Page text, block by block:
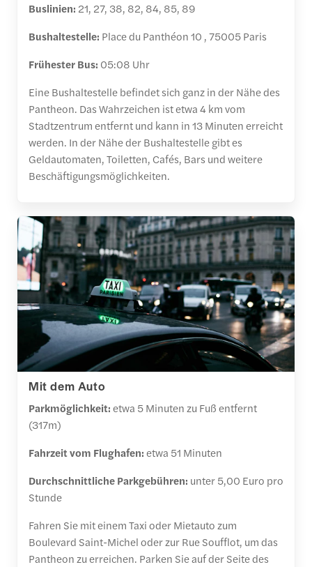
Buslinien: 21, 27, 38, 82, 84, 85, 89
Bushaltestelle: Place du Panthéon 10 , 75005 Paris
Frühester Bus: 05:08 Uhr
Eine Bushaltestelle befindet sich ganz in der Nähe des
Pantheon. Das Wahrzeichen ist etwa 4 km vom
Stadtzentrum entfernt und kann in 13 Minuten erreicht
werden. In der Nähe der Bushaltestelle gibt es
Geldautomaten, Toiletten, Cafés, Bars und weitere
Beschäftigungsmöglichkeiten.
Mit dem Auto
Parkmöglichkeit:etwa 5 Minuten zu Fuß entfernt
(317m)
Fahrzeit vom Flughafen:etwa 51 Minuten
Durchschnittliche Parkgebühren: unter 5,00 Euro pro
Stunde
Fahren Sie mit einem Taxi oder Mietauto zum
Boulevard Saint-Michel oder zur Rue Soufflot, um das
Pantheon zu erreichen. Parken Sie auf der Seite des